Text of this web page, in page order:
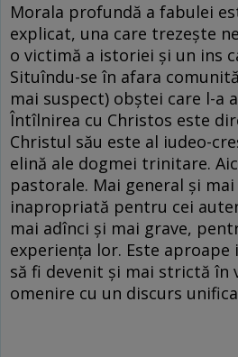
Morala profundă a fabulei
explicat, una care trezeşte
o victimă a istoriei şi un ins
Situîndu-se în afara
mai suspect) obştei care l-a
Întîlnirea cu Christos este
Christul său este al iudeo-
elină ale dogmei trinitare.
pastorale. Mai general şi
inapropriată pentru cei
mai adînci şi mai grave,
experienţa lor. Este
să fi devenit şi mai strictă în
omenire cu un discurs